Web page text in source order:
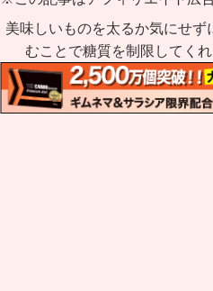
美味しいものを太るか気にせ
むことで糖質を制限してく